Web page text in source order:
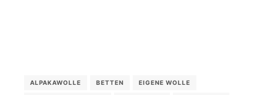
ALPAKAWOLLE BETTEN EIGENE WOLLE